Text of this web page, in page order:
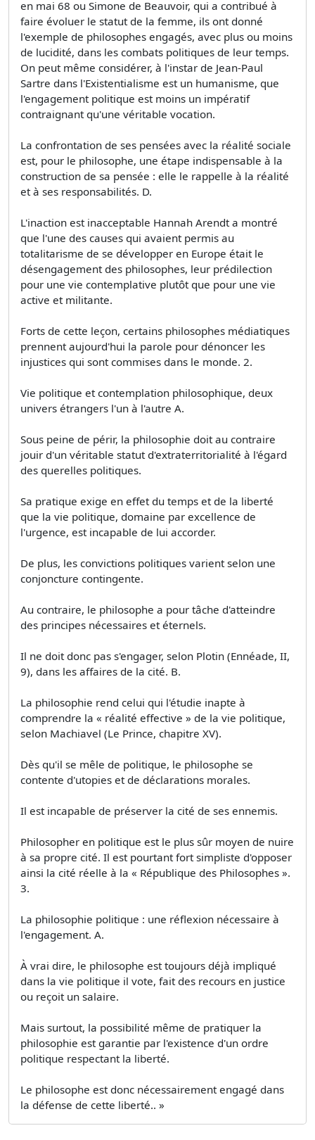
en mai 68 ou Simone de Beauvoir, qui a contribué à
faire évoluer le statut de la femme, ils ont donné
l'exemple de philosophes engagés, avec plus ou moins
de lucidité, dans les combats politiques de leur temps.
On peut même considérer, à l'instar de Jean-Paul
Sartre dans l'Existentialisme est un humanisme, que
l'engagement politique est moins un impératif
contraignant qu'une véritable vocation.
La confrontation de ses pensées avec la réalité sociale
est, pour le philosophe, une étape indispensable à la
construction de sa pensée : elle le rappelle à la réalité
et à ses responsabilités. D.
L'inaction est inacceptable Hannah Arendt a montré
que l'une des causes qui avaient permis au
totalitarisme de se développer en Europe était le
désengagement des philosophes, leur prédilection
pour une vie contemplative plutôt que pour une vie
active et militante.
Forts de cette leçon, certains philosophes médiatiques
prennent aujourd'hui la parole pour dénoncer les
injustices qui sont commises dans le monde. 2.
Vie politique et contemplation philosophique, deux
univers étrangers l'un à l'autre A.
Sous peine de périr, la philosophie doit au contraire
jouir d'un véritable statut d'extraterritorialité à l'égard
des querelles politiques.
Sa pratique exige en effet du temps et de la liberté
que la vie politique, domaine par excellence de
l'urgence, est incapable de lui accorder.
De plus, les convictions politiques varient selon une
conjoncture contingente.
Au contraire, le philosophe a pour tâche d'atteindre
des principes nécessaires et éternels.
Il ne doit donc pas s'engager, selon Plotin (Ennéade, II,
9), dans les affaires de la cité. B.
La philosophie rend celui qui l'étudie inapte à
comprendre la « réalité effective » de la vie politique,
selon Machiavel (Le Prince, chapitre XV).
Dès qu'il se mêle de politique, le philosophe se
contente d'utopies et de déclarations morales.
Il est incapable de préserver la cité de ses ennemis.
Philosopher en politique est le plus sûr moyen de nuire
à sa propre cité. Il est pourtant fort simpliste d'opposer
ainsi la cité réelle à la « République des Philosophes ».
3.
La philosophie politique : une réflexion nécessaire à
l'engagement. A.
À vrai dire, le philosophe est toujours déjà impliqué
dans la vie politique il vote, fait des recours en justice
ou reçoit un salaire.
Mais surtout, la possibilité même de pratiquer la
philosophie est garantie par l'existence d'un ordre
politique respectant la liberté.
Le philosophe est donc nécessairement engagé dans
la défense de cette liberté.. »